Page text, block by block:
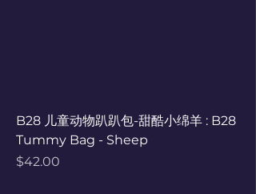
B28 儿童动物趴趴包-甜酷小绵羊 : B28
Tummy Bag - Sheep
Price
$42.00